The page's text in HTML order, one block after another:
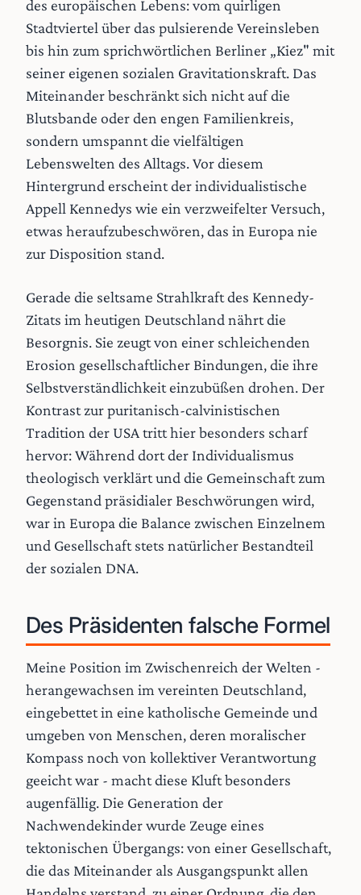
des europäischen Lebens: vom quirligen
Stadtviertel über das pulsierende Vereinsleben
bis hin zum sprichwörtlichen Berliner „Kiez" mit
seiner eigenen sozialen Gravitationskraft. Das
Miteinander beschränkt sich nicht auf die
Blutsbande oder den engen Familienkreis,
sondern umspannt die vielfältigen
Lebenswelten des Alltags. Vor diesem
Hintergrund erscheint der individualistische
Appell Kennedys wie ein verzweifelter Versuch,
etwas heraufzubeschwören, das in Europa nie
zur Disposition stand.
Gerade die seltsame Strahlkraft des Kennedy-
Zitats im heutigen Deutschland nährt die
Besorgnis. Sie zeugt von einer schleichenden
Erosion gesellschaftlicher Bindungen, die ihre
Selbstverständlichkeit einzubüßen drohen. Der
Kontrast zur puritanisch-calvinistischen
Tradition der USA tritt hier besonders scharf
hervor: Während dort der Individualismus
theologisch verklärt und die Gemeinschaft zum
Gegenstand präsidialer Beschwörungen wird,
war in Europa die Balance zwischen Einzelnem
und Gesellschaft stets natürlicher Bestandteil
der sozialen DNA.
Des Präsidenten falsche Formel
Meine Position im Zwischenreich der Welten -
herangewachsen im vereinten Deutschland,
eingebettet in eine katholische Gemeinde und
umgeben von Menschen, deren moralischer
Kompass noch von kollektiver Verantwortung
geeicht war - macht diese Kluft besonders
augenfällig. Die Generation der
Nachwendekinder wurde Zeuge eines
tektonischen Übergangs: von einer Gesellschaft,
die das Miteinander als Ausgangspunkt allen